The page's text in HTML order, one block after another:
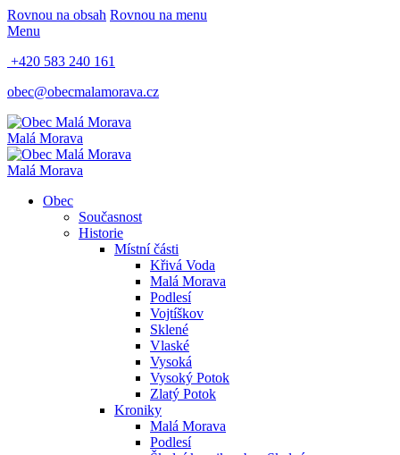
Rovnou na obsah Rovnou na menu
Menu
+420 583 240 161
obec@obecmalamorava.cz
Malá Morava
Malá Morava
Obec
Současnost
Historie
Místní části
Křivá Voda
Malá Morava
Podlesí
Vojtíškov
Sklené
Vlaské
Vysoká
Vysoký Potok
Zlatý Potok
Kroniky
Malá Morava
Podlesí